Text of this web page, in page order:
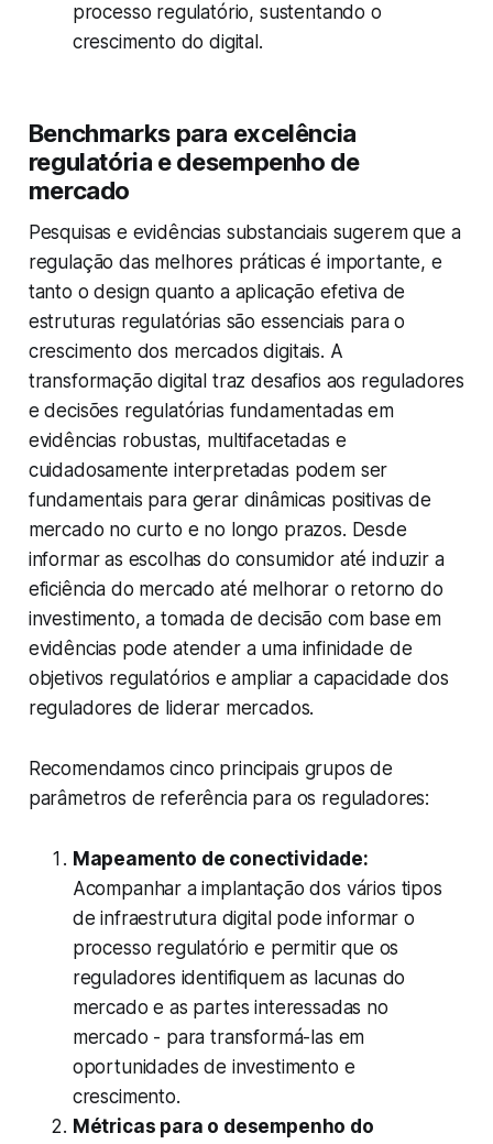
processo regulatório, sustentando o
crescimento do digital.
Benchmarks para excelência
regulatória e desempenho de
mercado
Pesquisas e evidências substanciais sugerem que a
regulação das melhores práticas é importante, e
tanto o design quanto a aplicação efetiva de
estruturas regulatórias são essenciais para o
crescimento dos mercados digitais. A
transformação digital traz desafios aos reguladores
e decisões regulatórias fundamentadas em
evidências robustas, multifacetadas e
cuidadosamente interpretadas podem ser
fundamentais para gerar dinâmicas positivas de
mercado no curto e no longo prazos. Desde
informar as escolhas do consumidor até induzir a
eficiência do mercado até melhorar o retorno do
investimento, a tomada de decisão com base em
evidências pode atender a uma infinidade de
objetivos regulatórios e ampliar a capacidade dos
reguladores de liderar mercados.
Recomendamos cinco principais grupos de
parâmetros de referência para os reguladores:
Mapeamento de conectividade:
Acompanhar a implantação dos vários tipos
de infraestrutura digital pode informar o
processo regulatório e permitir que os
reguladores identifiquem as lacunas do
mercado e as partes interessadas no
mercado - para transformá-las em
oportunidades de investimento e
crescimento.
Métricas para o desempenho do